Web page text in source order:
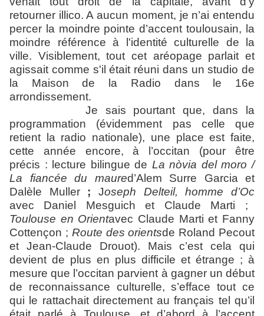
retourner illico. A aucun moment, je n’ai entendu
percer la moindre pointe d’accent toulousain, la
moindre référence à l'identité culturelle de la
ville. Visiblement, tout cet aréopage parlait et
agissait comme s'il était réuni dans un studio de
la Maison de la Radio dans le 16e
arrondissement.
Je sais pourtant que, dans la
programmation (évidemment pas celle que
retient la radio nationale), une place est faite,
cette année encore, à l’occitan (pour être
précis : lecture bilingue de La nòvia del moro /
La fiancée du maured’Alem Surre Garcia et
Dalèle Muller ;Joseph Delteil, homme d’Oc
avec Daniel Mesguich et Claude Marti ;
Toulouse en Orientavec Claude Marti et Fanny
Cottençon ; Route des orientsde Roland Pecout
et Jean-Claude Drouot). Mais c’est cela qui
devient de plus en plus difficile et étrange ; à
mesure que l’occitan parvient à gagner un début
de reconnaissance culturelle, s’efface tout ce
qui le rattachait directement au français tel qu’il